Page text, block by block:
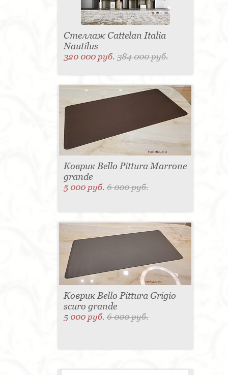
Стеллаж Cattelan Italia
Nautilus
320 000 руб.384 000 руб.
Коврик Bello Pittura Marrone
grande
5 000 руб.6 000 руб.
Коврик Bello Pittura Grigio
scuro grande
5 000 руб.6 000 руб.